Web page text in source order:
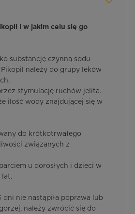
i w jakim celu się go
substancję czynną sodu
należy do grupy leków
stymulację ruchów jelita.
ilość wody znajdującej się w
do krótkotrwałego
związanych z
u dorosłych i dzieci w
lat.
dni nie nastąpiła poprawa lub
należy zwrócić się do